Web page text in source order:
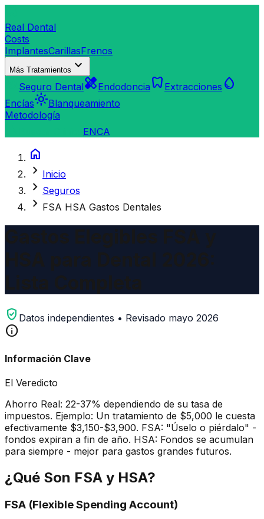
Real Dental
Costs
ImplantesCarillasFrenos
Más Tratamientos expand_more
Seguro DentalhealingEndodoncia dentistry Extracciones water_drop
Encíaslight_modeBlanqueamiento
Metodología
ENCA
home
chevron_right Inicio
chevron_right Seguros
chevron_right FSA HSA Gastos Dentales
verified_user Datos independientes • Revisado mayo 2026
info
Información Clave
El Veredicto
Ahorro Real: 22-37% dependiendo de su tasa de
impuestos. Ejemplo: Un tratamiento de $5,000 le cuesta
efectivamente $3,150-$3,900. FSA: "Úselo o piérdalo" -
fondos expiran a fin de año. HSA: Fondos se acumulan
para siempre - mejor para gastos grandes futuros.
¿Qué Son FSA y HSA?
FSA (Flexible Spending Account)